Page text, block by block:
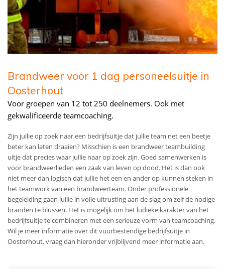
Brandweer voor 1 dag personeelsuitje in
Oosterhout
Voor groepen van 12 tot 250 deelnemers. Ook met
gekwalificeerde teamcoaching.
Zijn jullie op zoek naar een bedrijfsuitje dat jullie team net een beetje
beter kan laten draaien? Misschien is een brandweer teambuilding
uitje dat precies waar jullie naar op zoek zijn. Goed samenwerken is
voor brandweerlieden een zaak van leven op dood. Het is dan ook
niet meer dan logisch dat jullie het een en ander op kunnen steken in
het teamwork van een brandweerteam. Onder professionele
begeleiding gaan jullie in volle uitrusting aan de slag om zelf de nodige
branden te blussen. Het is mogelijk om het ludieke karakter van het
bedrijfsuitje te combineren met een serieuze vorm van teamcoaching.
Wil je meer informatie over dit vuurbestendige bedrijfsuitje in
Oosterhout, vraag dan hieronder vrijblijvend meer informatie aan.